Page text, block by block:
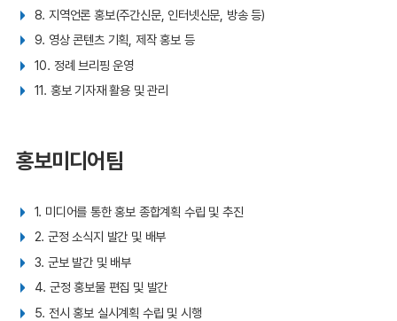
8. 지역언론 홍보(주간신문, 인터넷신문, 방송 등)
9. 영상 콘텐츠 기획, 제작 홍보 등
10. 정례 브리핑 운영
11. 홍보 기자재 활용 및 관리
홍보미디어팀
1. 미디어를 통한 홍보 종합계획 수립 및 추진
2. 군정 소식지 발간 및 배부
3. 군보 발간 및 배부
4. 군정 홍보물 편집 및 발간
5. 전시 홍보 실시계획 수립 및 시행